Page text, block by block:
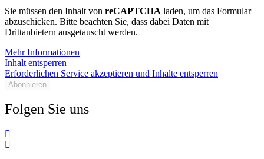
Sie müssen den Inhalt von reCAPTCHA laden, um das Formular
abzuschicken. Bitte beachten Sie, dass dabei Daten mit
Drittanbietern ausgetauscht werden.
Mehr Informationen
Inhalt entsperren
Erforderlichen Service akzeptieren und Inhalte entsperren
Abonnieren
Folgen Sie uns